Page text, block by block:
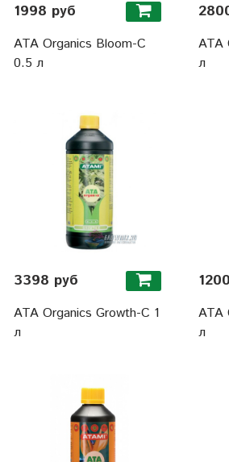
1998 руб
ATA Organics Bloom-C
0.5 л
ATA
л
3398 руб
ATA Organics Growth-C 1
л
ATA
л